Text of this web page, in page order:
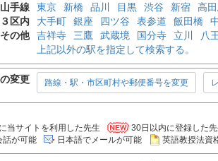
山手線 東京 新橋 品川 目黒 渋谷 新宿 高
区内
大手町 銀座 四ツ谷 表参道 飯田橋
その他
吉祥寺 三鷹 武蔵境 国分寺 立川 八
上記以外の駅を指定して検索する。
変更 路線・駅・市区町村や郵便番号を変更
当サイトを利用した先生
30日以内に登録した
話が可能
日本語でメールが可能 英語教授法資